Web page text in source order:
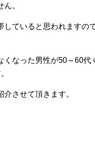
。
していると思われますの
くなった男性が50～60
させて頂きます。